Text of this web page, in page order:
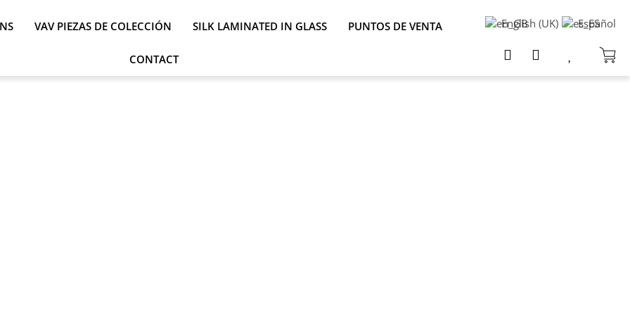
VAV PIEZAS DE COLECCIÓN SILK LAMINATED IN GLASS PUNTOS DE VENTA
CONTACT
English (UK) Español